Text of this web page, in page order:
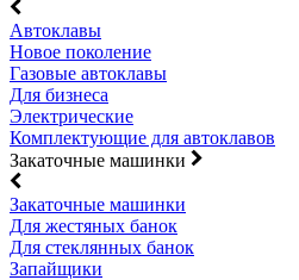
Автоклавы
Новое поколение
Газовые автоклавы
Для бизнеса
Электрические
Комплектующие для автоклавов
Закаточные машинки
Закаточные машинки
Для жестяных банок
Для стеклянных банок
Запайщики